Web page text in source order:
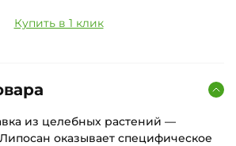
Купить в 1 клик
из целебных растений —
оказывает специфическое